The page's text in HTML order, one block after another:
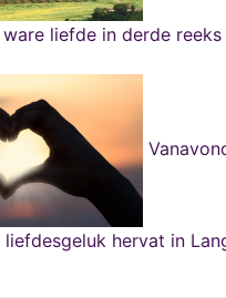
liefde in derde reeks
hervat in